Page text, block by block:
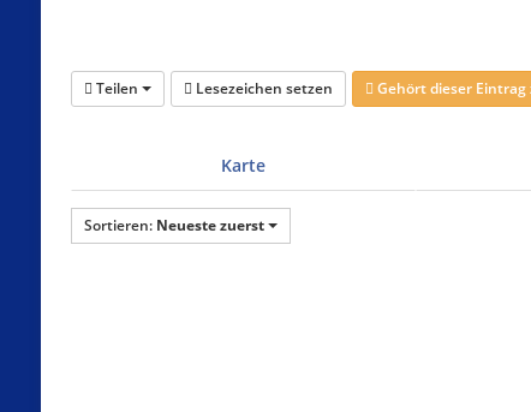
Teilen Lesezeichen setzen Gehört dieser
Karte
Sortieren: Neueste zuerst